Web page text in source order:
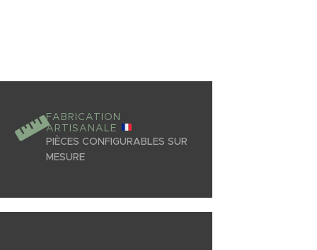
FABRICATION
ARTISANALE
PIÈCES CONFIGURABLES SUR
MESURE